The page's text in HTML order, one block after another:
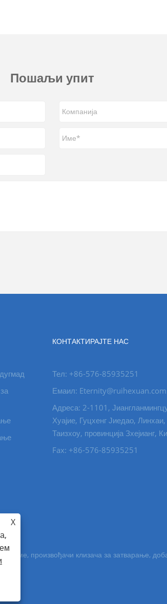
Пошаљи упит
КОНТАКТИРАЈТЕ НАС
Тел: +86-576-85935251
Емаил:
Адреса: 2-1101,
Хуајие, Гуцхенг Јиедао, Линхаи,
Таизхоу, провинција Зхејианг,
Fax: +86-576-85935251
дугме, произвођачи клизача за затварање,
X